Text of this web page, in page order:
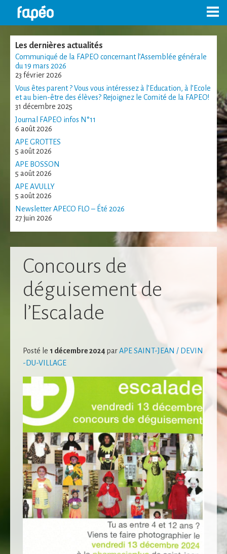
Les dernières actualités
Communiqué de la FAPEO concernant l’Assemblée générale
du 19 mars 2026
23 février 2026
Vous êtes parent ? Vous vous intéressez à l’Education, à l’Ecole
et au bien-être des élèves? Rejoignez le Comité de la FAPEO!
31 décembre 2025
Journal FAPEO infos N°11
6 août 2026
APE GROTTES
5 août 2026
APE BOSSON
5 août 2026
APE AVULLY
5 août 2026
Newsletter APECO FLO – Été 2026
27 juin 2026
Concours de
déguisement de
l’Escalade
Posté le 1 décembre 2024 parAPE SAINT-JEAN / DEVIN
-DU-VILLAGE
facultatifs. Ils
nécessaires au
fonctionnement
du site Web.
Statistiques
Afin que nous
puissions
améliorer la
fonctionnalité
et la structure
du site Web,
en fonction
de la façon
dont le site